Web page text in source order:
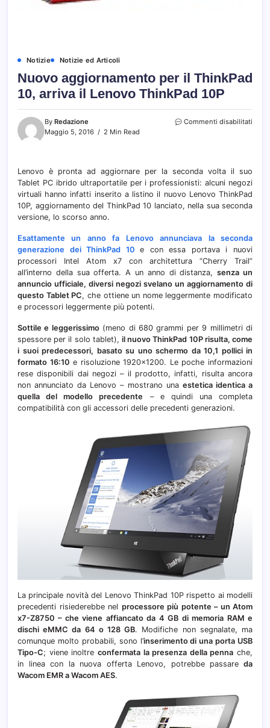
Notizie Notizie ed Articoli
Nuovo aggiornamento per il ThinkPad
10, arriva il Lenovo ThinkPad 10P
By Redazione
Maggio 5, 2016
2 Min Read
Commenti disabilitati
10,
Lenovo è pronta ad aggiornare per la seconda volta il suo
Tablet PC ibrido ultraportatile per i professionisti: alcuni negozi
virtuali hanno infatti inserito a listino il nuovo Lenovo ThinkPad
10P, aggiornamento del ThinkPad 10 lanciato, nella sua seconda
versione, lo scorso anno.
Esattamente un anno fa Lenovo annunciava la seconda
generazione dei ThinkPad 10e con essa portava i nuovi
processori Intel Atom x7 con architettura “Cherry Trail”
all’interno della sua offerta. A un anno di distanza,senza un
annuncio ufficiale, diversi negozi svelano un aggiornamento di
questo Tablet PC, che ottiene un nome leggermente modificato
e processori leggermente più potenti.
Sottile e leggerissimo(meno di 680 grammi per 9 millimetri di
spessore per il solo tablet), il nuovo ThinkPad 10P risulta, come
i suoi predecessori, basato su uno schermo da 10,1 pollici in
formato 16:10 e risoluzione 1920×1200. Le poche informazioni
rese disponibili dai negozi – il prodotto, infatti, risulta ancora
non annunciato da Lenovo – mostrano una estetica identica a
quella del modello precedente – e quindi una completa
compatibilità con gli accessori delle precedenti generazioni.
La principale novità del Lenovo ThinkPad 10P rispetto ai modelli
precedenti risiederebbe nel processore più potente – un Atom
x7-Z8750 – che viene affiancato da 4 GB di memoria RAM e
dischi eMMC da 64 o 128 GB. Modifiche non segnalate, ma
comunque molto probabili, sono l’inserimento di una porta USB
Tipo-C; viene inoltre confermata la presenza della penna che,
in linea con la nuova offerta Lenovo, potrebbe passare da
Wacom EMR a Wacom AES.